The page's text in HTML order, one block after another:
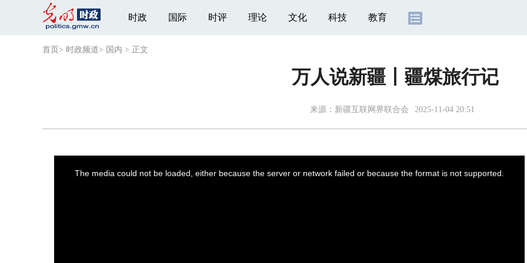
时政 国际 时评 理论 文化 科技 教育
首页 > 时政频道> 国内 > 正文
万人说新疆丨疆煤旅行记
来源： 新疆互联网界联合会 2025-11-04 20:51
The media could not be loaded, either because the server or network failed or because the format is not supported.